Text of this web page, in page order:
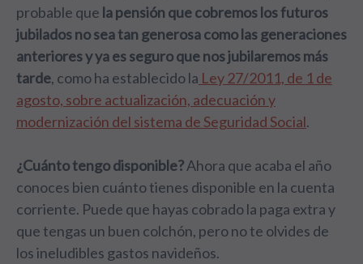
probable que la pensión que cobremos los futuros
jubilados no sea tan generosa como las generaciones
anteriores y ya es seguro que nos jubilaremos más
tarde, como ha establecido la Ley 27/2011, de 1 de
agosto, sobre actualización, adecuación y
modernización del sistema de Seguridad Social.
¿Cuánto tengo disponible?Ahora que acaba el año
conoces bien cuánto tienes disponible en la cuenta
corriente. Puede que hayas cobrado la paga extra y
que tengas un buen colchón, pero no te olvides de
los ineludibles gastos navideños.